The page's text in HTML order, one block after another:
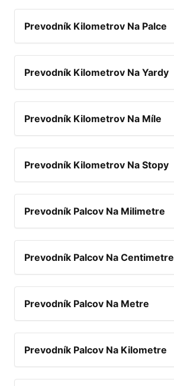
Prevodník Kilometrov Na Palce
Prevodník Kilometrov Na Yardy
Prevodník Kilometrov Na Míle
Prevodník Kilometrov Na Stopy
Prevodník Palcov Na Milimetre
Prevodník Palcov Na Centimetre
Prevodník Palcov Na Metre
Prevodník Palcov Na Kilometre